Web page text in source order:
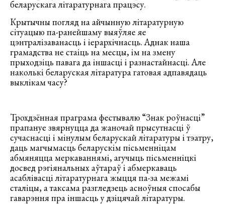
беларускага літаратурнага працэсу.
Крытычны погляд на айчынную літаратурную
сітуацыю па-ранейшаму выяўляе яе
цэнтралізаванасць і іерархічнасць. Аднак наша
грамадства не стаіць на месцы, ім на змену
прыходзіць павага да іншасці і разнастайнасці. Але
наколькі беларуская літаратура гатовая адпавядаць
выклікам часу?
Трохдзённая праграма фестывалю “Знак роўнасці”
прапануе звярнуцца да жаночай прысутнасці ў
сучаснасці і мінулым беларускай літаратуры і тэатру,
даць магчымасць беларускім пісьменніцам
абмяняцца меркаваннямі, агучыць пісьменніцкі
досвед рэгіянальных аўтараў і абмеркаваць
асаблівасці літаратурнага жыцця па-за межамі
сталіцы, а таксама разгледзець асноўныя спосабы
гаварэння пра іншасць у дзіцячай літаратуры.